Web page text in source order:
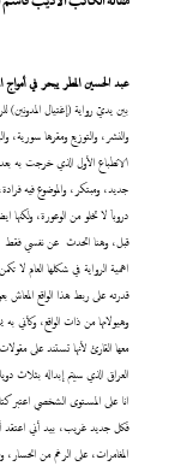
عبدالحسين المطر يبحر في أمواج
بين يديّ رواية (إغتيال المدونين)
والنشر، والتوزيع ومقرها
الانطباع الأول الذي خرجت به
جديد، ومبتكر، والموضوع فيه
دروباَ لا تخلو من الوعورة،
قبل، وهنا اتحدث عن نفسي فقط
اهمية الرواية في شكلها العام لا
قدرته على ربط هذا الواقع المعاش
وهيولاتها من ذات الواقع، وكأني
معها القارئ لأنها تستند على
العراق الذي سيتم إبداله بثلاث
انا على المستوى الشخصي اعتبر
فكل جديد غريب، بيد أني اعتقد أنّ
المغامرات، على الرغم من انحسار،